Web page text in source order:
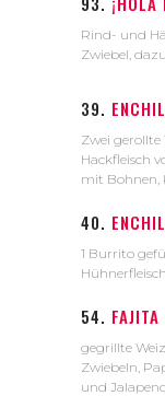
Rind- und
Zwiebel,
39.
Zwei
Hackfleisch
mit Bohnen,
40.
1 Burrito
54.
gegrillte
Zwiebeln,
und